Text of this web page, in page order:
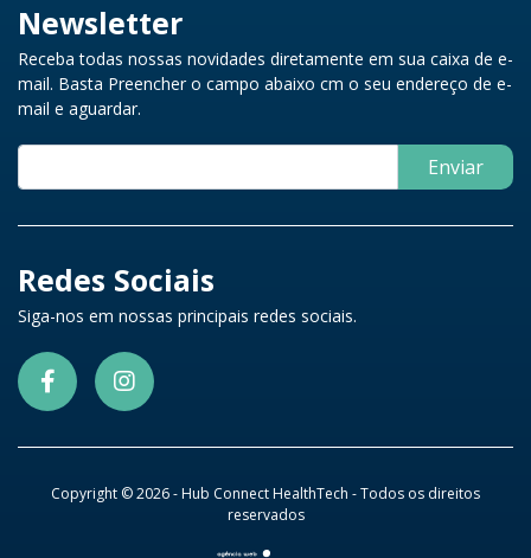
Newsletter
Receba todas nossas novidades diretamente em sua caixa de e-
mail. Basta Preencher o campo abaixo cm o seu endereço de e-
mail e aguardar.
Enviar
Redes Sociais
Siga-nos em nossas principais redes sociais.
Copyright © 2026 - Hub Connect HealthTech - Todos os direitos
reservados